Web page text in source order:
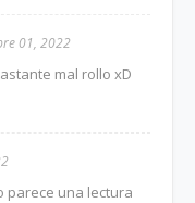
01, 2022
mal rollo xD
parece una lectura